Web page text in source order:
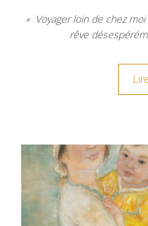
« Voyager loin de chez
rêve